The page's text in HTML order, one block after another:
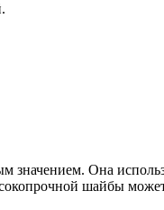
значением. Она
шайбы